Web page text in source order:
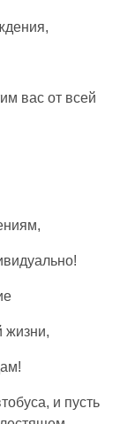
вас от всей
жизни,
и пусть